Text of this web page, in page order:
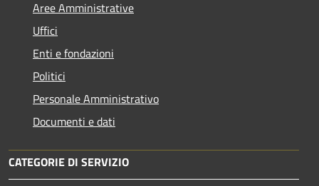
Aree Amministrative
Uffici
Enti e fondazioni
Politici
Personale Amministrativo
Documenti e dati
CATEGORIE DI SERVIZIO